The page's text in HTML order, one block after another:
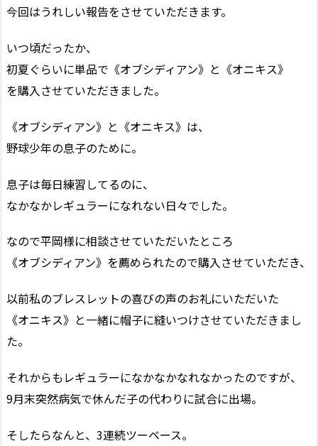
今回はうれしい報告をさせていただきます。
いつ頃だったか、
初夏ぐらいに単品で《オブシディアン》と《オニキス》
を購入させていただきました。
《オブシディアン》と《オニキス》は、
野球少年の息子のために。
息子は毎日練習してるのに、
なかなかレギュラーになれない日々でした。
なので平岡様に相談させていただいたところ
《オブシディアン》を薦められたので購入させていただき、
以前私のブレスレットの喜びの声のお礼にいただいた
《オニキス》と一緒に帽子に縫いつけさせていただきまし
た。
それからもレギュラーになかなかなれなかったのですが、
9月末突然病気で休んだ子の代わりに試合に出場。
そしたらなんと、3連続ツーベース。